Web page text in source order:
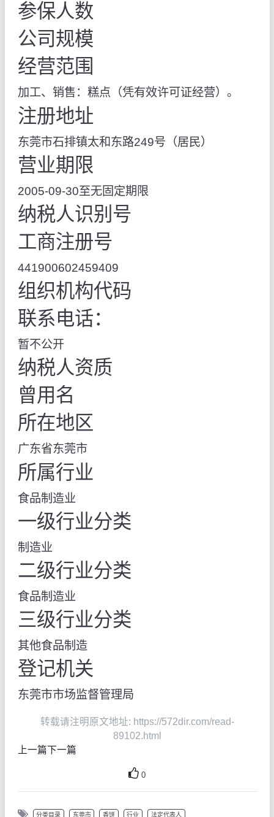
参保人数
公司规模
经营范围
加工、销售：糕点（凭有效许可证经营）。
注册地址
东莞市石排镇太和东路249号（居民）
营业期限
2005-09-30至无固定期限
纳税人识别号
工商注册号
441900602459409
组织机构代码
联系电话：
暂不公开
纳税人资质
曾用名
所在地区
广东省东莞市
所属行业
食品制造业
一级行业分类
制造业
二级行业分类
食品制造业
三级行业分类
其他食品制造
登记机关
东莞市市场监督管理局
转载请注明原文地址: https://572dir.com/read-
89102.html
上一篇下一篇
0
分类目录 东莞市 香饼 行业 法定代表人